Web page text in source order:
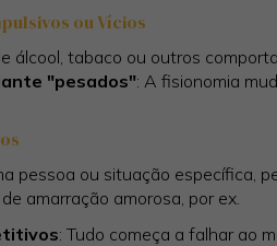
ou Vícios
álcool, tabaco ou outros
"pesados": A fisionomia
pessoa ou situação específica,
amarração amorosa, por ex.
: Tudo começa a falhar ao